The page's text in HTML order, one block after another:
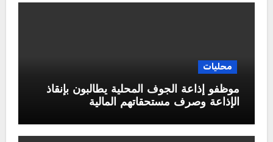
محليات
موظفو إذاعة الجوف المحلية يطالبون بإنقاذ
الإذاعة وصرف مستحقاتهم المالية